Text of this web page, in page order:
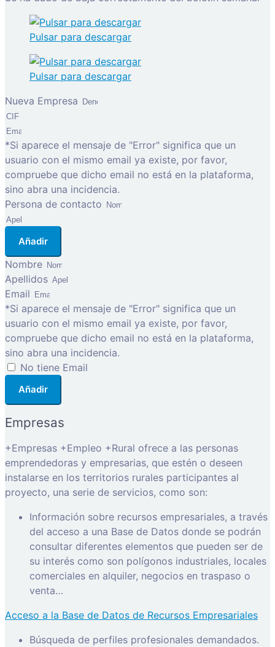
Pulsar para descargar
Pulsar para descargar
Nueva Empresa
*Si aparece el mensaje de "Error" significa que un
usuario con el mismo email ya existe, por favor,
compruebe que dicho email no está en la plataforma,
sino abra una incidencia.
Persona de contacto
Añadir
Nombre
Apellidos
Email
*Si aparece el mensaje de "Error" significa que un
usuario con el mismo email ya existe, por favor,
compruebe que dicho email no está en la plataforma,
sino abra una incidencia.
No tiene Email
Añadir
Empresas
+Empresas +Empleo +Rural ofrece a las personas
emprendedoras y empresarias, que estén o deseen
instalarse en los territorios rurales participantes al
proyecto, una serie de servicios, como son:
Información sobre recursos empresariales, a través
del acceso a una Base de Datos donde se podrán
consultar diferentes elementos que pueden ser de
su interés como son polígonos industriales, locales
comerciales en alquiler, negocios en traspaso o
venta…
Acceso a la Base de Datos de Recursos Empresariales
Búsqueda de perfiles profesionales demandados.